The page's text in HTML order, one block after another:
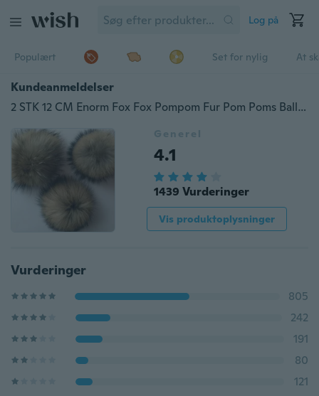
Log på
Populært Set for nylig At
Kundeanmeldelser
2 STK 12 CM Enorm Fox Fox Pompom Fur Pom Poms Ball DIY til Hatte & Kasketter Hatte Tasker Nøglering Håndtaske vedhæng Nøgleringe tilbehør
Generel
4.1
1439 Vurderinger
Vis produktoplysninger
Vurderinger
805
242
191
80
121